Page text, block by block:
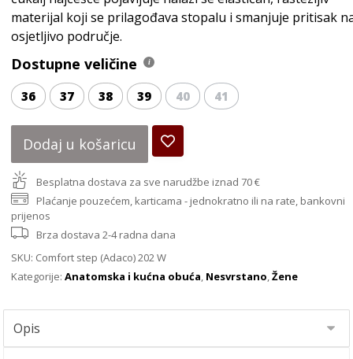
materijal koji se prilagođava stopalu i smanjuje pritisak
osjetljivo područje.
Dostupne veličine
36 37 38 39 40 41
Dodaj u košaricu
Besplatna dostava za sve narudžbe iznad 70 €
Plaćanje pouzećem, karticama - jednokratno ili na rate, bankovni
prijenos
Brza dostava 2-4 radna dana
SKU: Comfort step (Adaco) 202 W
Kategorije:Anatomska i kućna obuća, Nesvrstano,Žene